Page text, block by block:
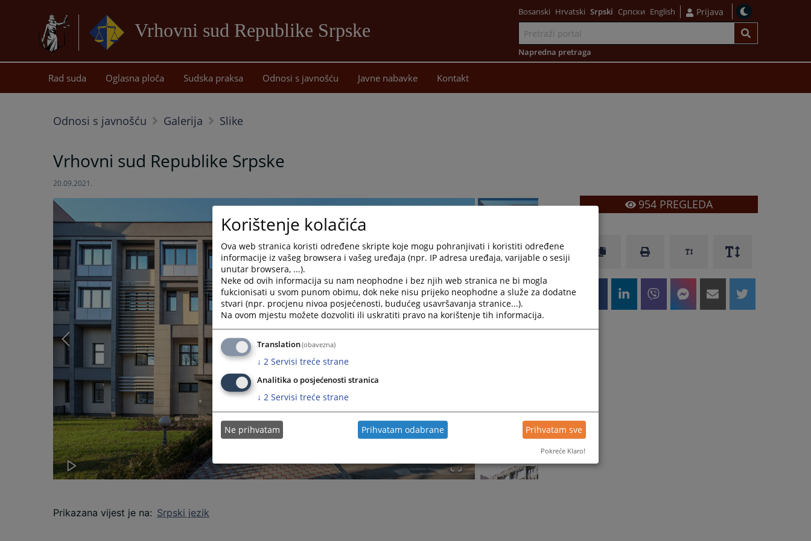
Vrhovni sud Republike Srpske
sadržaj
Bosanski Hrvatski Srpski Српски English Prijava
Napredna pretraga
Rad suda Oglasna ploča Sudska praksa Odnosi s javnošću Javne nabavke Kontakt
Odnosi s javnošću Galerija Slike
Vrhovni sud Republike Srpske
20.09.2021.
Prikazana vijest je na: Srpski jezik
954PREGLEDA
Korištenje kolačića
Ova web stranica koristi određene skripte koje mogu pohranjivati i koristiti određene
informacije iz vašeg browsera i vašeg uređaja (npr. IP adresa uređaja, varijable o sesiji
unutar browsera, ...).
Neke od ovih informacija su nam neophodne i bez njih web stranica ne bi mogla
fukcionisati u svom punom obimu, dok neke nisu prijeko neophodne a služe za dodatne
stvari (npr. procjenu nivoa posjećenosti, budućeg usavršavanja stranice...).
Na ovom mjestu možete dozvoliti ili uskratiti pravo na korištenje tih informacija.
Translation(obavezna)
↓ 2 Servisi treće strane
Analitika o posjećenosti stranica
↓ 2 Servisi treće strane
Ne prihvatam Prihvatam odabrane Prihvatam sve
Pokreće Klaro!